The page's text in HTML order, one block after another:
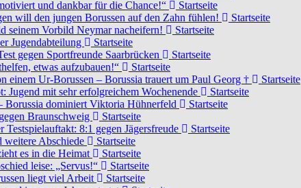
und dankbar für die Chance!“
Startseite
will den jungen Borussen auf den Zahn fühlen!
Startseite
seinem Vorbild Neymar nacheifern!
Startseite
Jugendabteilung
Startseite
gegen Sportfreunde Saarbrücken
Startseite
etwas aufzubauen!“
Startseite
einem Ur-Borussen – Borussia trauert um Paul Georg †
Startseite
Jugend mit sehr erfolgreichem Wochenende
Startseite
Borussia dominiert Viktoria Hühnerfeld
Startseite
Braunschweig
Startseite
Testspielauftakt: 8:1 gegen Jägersfreude
Startseite
weitere Abschiede
Startseite
es in die Heimat
Startseite
leise: „Servus!“
Startseite
liegt viel Arbeit
Startseite